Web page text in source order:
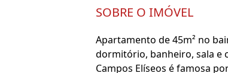
SOBRE O IMÓVEL
Apartamento de 45m² no
dormitório, banheiro, sala e
Campos Elíseos é famosa